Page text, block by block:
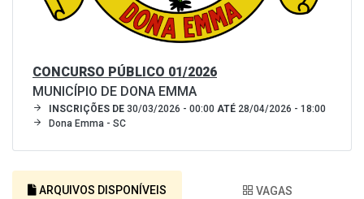
CONCURSO PÚBLICO 01/2026
MUNICÍPIO DE DONA EMMA
INSCRIÇÕES DE 30/03/2026 - 00:00 ATÉ 28/04/2026 - 18:00
Dona Emma - SC
ARQUIVOS DISPONÍVEIS VAGAS